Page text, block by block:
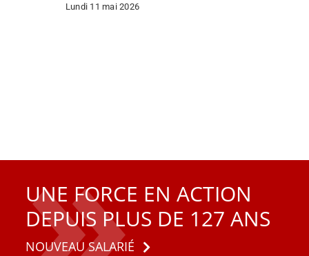
Lundi 11 mai 2026
UNE FORCE EN ACTION
DEPUIS PLUS DE 127 ANS
NOUVEAU SALARIÉ